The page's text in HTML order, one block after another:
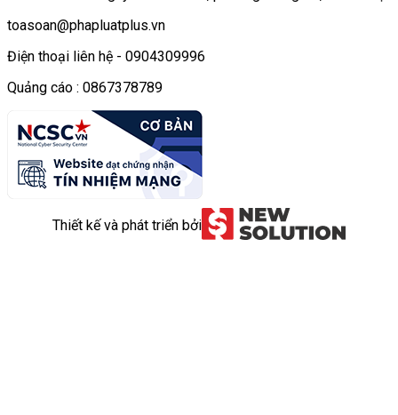
toasoan@phapluatplus.vn
Điện thoại liên hệ - 0904309996
Quảng cáo : 0867378789
Thiết kế và phát triển bởi